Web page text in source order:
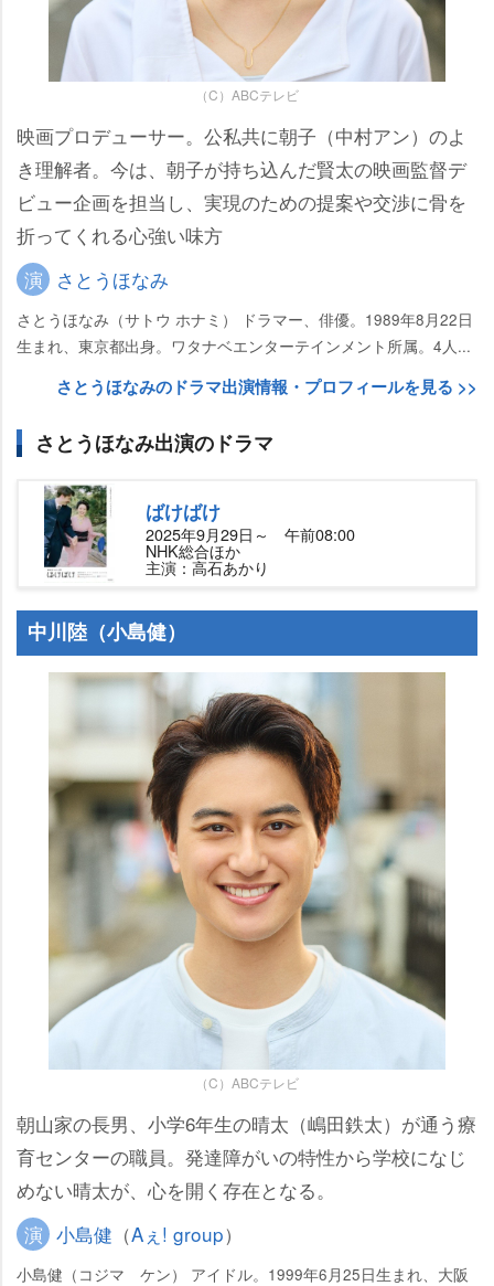
（C）ABCテレビ
映画プロデューサー。公私共に朝子（中村アン）のよ
き理解者。今は、朝子が持ち込んだ賢太の映画監督デ
ビュー企画を担当し、実現のための提案や交渉に骨を
折ってくれる心強い味方
演 さとうほなみ
さとうほなみ（サトウ ホナミ） ドラマー、俳優。1989年8月22日
生まれ、東京都出身。ワタナベエンターテインメント所属。4人...
さとうほなみのドラマ出演情報・プロフィールを見る >>
さとうほなみ出演のドラマ
ばけばけ
2025年9月29日～ 午前08:00
NHK総合ほか
主演：高石あかり
中川陸（小島健）
（C）ABCテレビ
朝山家の長男、小学6年生の晴太（嶋田鉄太）が通う療
育センターの職員。発達障がいの特性から学校になじ
めない晴太が、心を開く存在となる。
演 小島健 （Aぇ! group）
小島健（コジマ ケン） アイドル。1999年6月25日生まれ、大阪